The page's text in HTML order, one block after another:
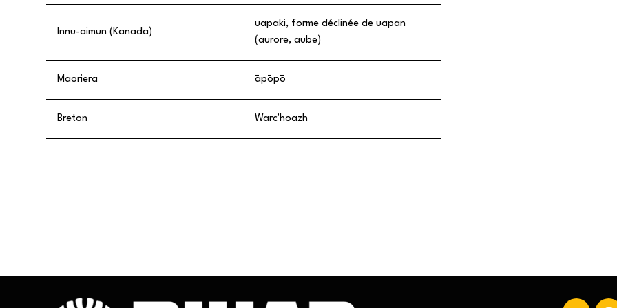
Innu-aimun (Kanada)
uapaki, forme déclinée de uapan
(aurore, aube)
Maoriera āpōpō
Breton Warc'hoazh